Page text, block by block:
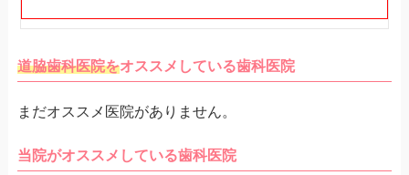
道脇歯科医院をオススメしている歯科医院
まだオススメ医院がありません。
当院がオススメしている歯科医院